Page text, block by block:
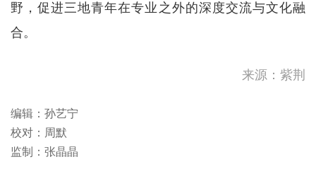
野，促进三地青年在专业之外的深度交流与文化融
合。
来源：紫荆
编辑：孙艺宁
校对：周默
监制：张晶晶
究
位于北部湾的低压区已增强为
热带低气压。该热带低气压环
流细小，...
新疆阿克苏地区库车市发生地